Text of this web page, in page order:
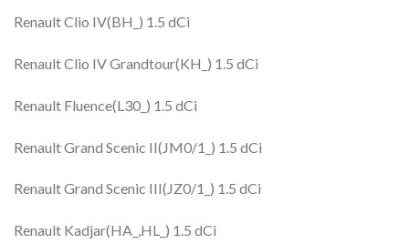
Renault Clio IV(BH_) 1.5 dCi
Renault Clio IV Grandtour(KH_) 1.5 dCi
Renault Fluence(L30_) 1.5 dCi
Renault Grand Scenic II(JM0/1_) 1.5 dCi
Renault Grand Scenic III(JZ0/1_) 1.5 dCi
Renault Kadjar(HA_,HL_) 1.5 dCi